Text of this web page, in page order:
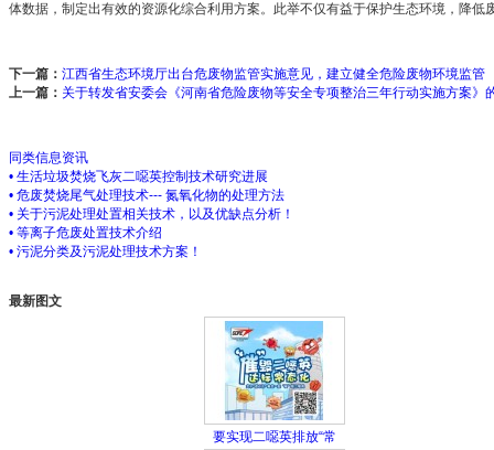
体数据，制定出有效的资源化综合利用方案。此举不仅有益于保护生态环境，降低
下一篇： 江西省生态环境厅出台危废物监管实施意见，建立健全危险废物环境监管
上一篇： 关于转发省安委会《河南省危险废物等安全专项整治三年行动实施方案》
同类信息资讯
• 生活垃圾焚烧飞灰二噁英控制技术研究进展
• 危废焚烧尾气处理技术--- 氮氧化物的处理方法
• 关于污泥处理处置相关技术，以及优缺点分析！
• 等离子危废处置技术介绍
• 污泥分类及污泥处理技术方案！
最新图文
要实现二噁英排放“常